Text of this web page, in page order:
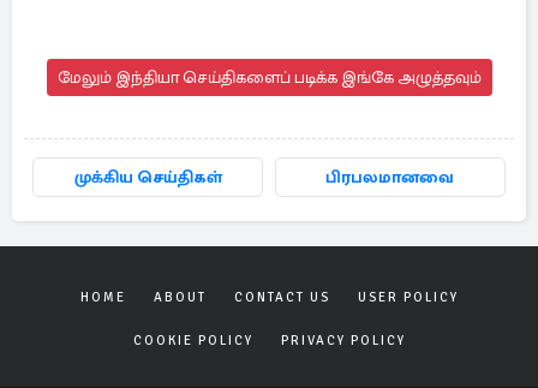
மேலும் இந்தியா செய்திகளைப் படிக்க இங்கே அழுத்தவும்
முக்கிய செய்திகள் பிரபலமானவை
HOME ABOUT CONTACT US USER POLICY
COOKIE POLICY PRIVACY POLICY